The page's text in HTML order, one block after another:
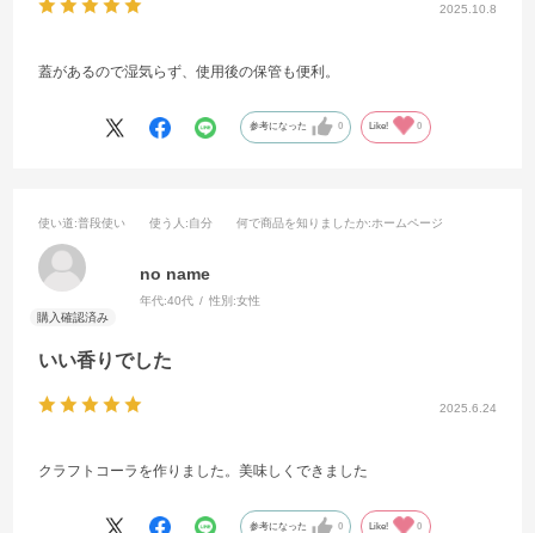
2025.10.8
蓋があるので湿気らず、使用後の保管も便利。
参考になった 0 Like! 0
2025.6.24
いい香りでした
使い道:普段使い 使う人 :自分 何で商品を知りましたか:ホームページ
no name
年代:40代 性別:女性
クラフトコーラを作りました。美味しくできました
参考になった 0 Like! 0